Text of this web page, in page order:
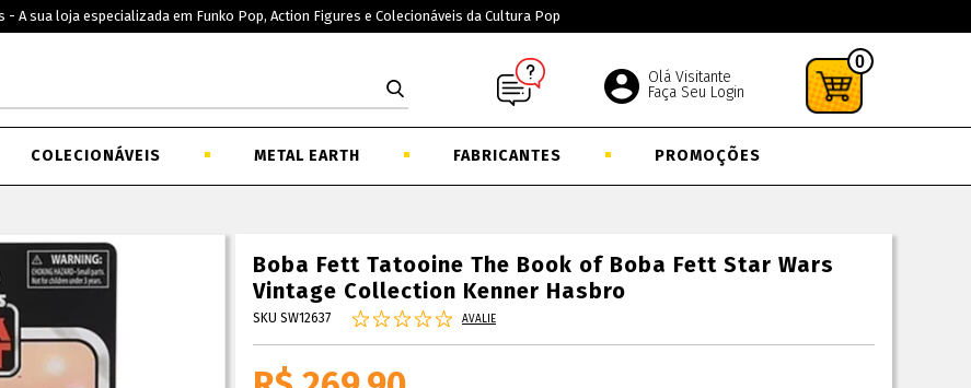
- A sua loja especializada em Funko Pop, Action Figures e Colecionáveis da Cultura Pop
Olá Visitante
Faça Seu Login
0
COLECIONÁVEIS METAL EARTH FABRICANTES PROMOÇÕES
Boba Fett Tatooine The Book of Boba Fett Star Wars
Vintage Collection Kenner Hasbro
SKU SW12637 AVALIE